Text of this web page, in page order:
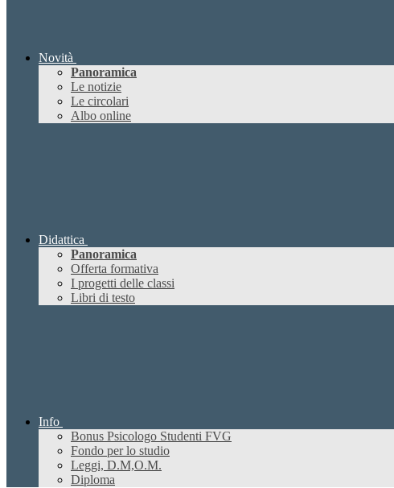
Novità
Panoramica
Le notizie
Le circolari
Albo online
Didattica
Panoramica
Offerta formativa
I progetti delle classi
Libri di testo
Info
Bonus Psicologo Studenti FVG
Fondo per lo studio
Leggi, D.M,O.M.
Diploma